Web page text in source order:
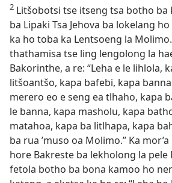
2 Litšobotsi tse itseng tsa botho ba
ba Lipaki Tsa Jehova ba lokelang
ka ho toba ka Lentsoeng la
thathamisa tse ling lengolong la
Bakorinthe, a re: “Leha e le lihlola,
litšoantšo, kapa bafebi, kapa
merero eo e seng ea tlhaho, kapa
le banna, kapa masholu, kapa
matahoa, kapa ba litlhapa, kapa
ba rua ’muso oa Molimo.” Ka
hore Bakreste ba lekholong la pele
fetola botho ba bona kamoo ho